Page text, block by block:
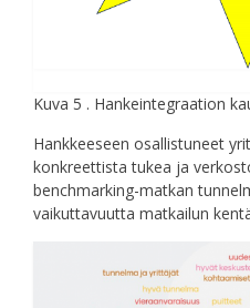
Kuva 5 . Hankeintegraation
Hankkeeseen osallistuneet
konkreettista tukea ja
benchmarking-matkan
vaikuttavuutta matkailun